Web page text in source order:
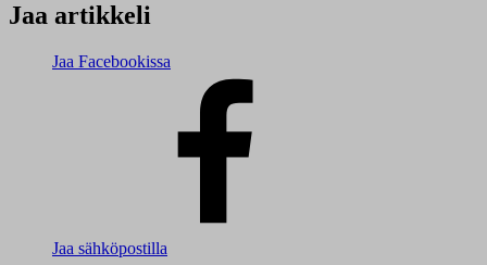
Jaa artikkeli
Jaa Facebookissa
Jaa sähköpostilla